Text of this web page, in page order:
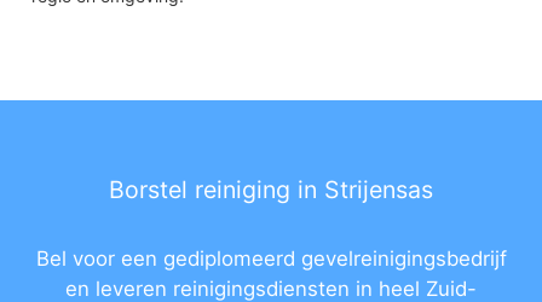
Borstel reiniging in Strijensas
Bel voor een gediplomeerd gevelreinigingsbedrijf
en leveren reinigingsdiensten in heel Zuid-